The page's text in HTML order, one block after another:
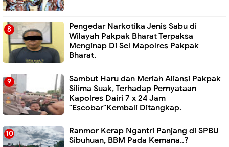
Pengedar Narkotika Jenis Sabu di
Wilayah Pakpak Bharat Terpaksa
Menginap Di Sel Mapolres Pakpak
Bharat.
Sambut Haru dan Meriah Aliansi Pakpak
Silima Suak, Terhadap Pernyataan
Kapolres Dairi 7 x 24 Jam
"Escobar"Kembali Ditangkap.
Ranmor Kerap Ngantri Panjang di SPBU
Sibuhuan, BBM Pada Kemana..?